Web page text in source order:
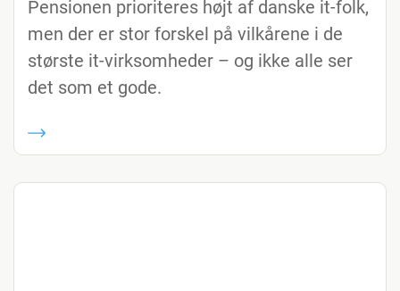
Pensionen prioriteres højt af danske it-folk,
men der er stor forskel på vilkårene i de
største it-virksomheder – og ikke alle ser
det som et gode.